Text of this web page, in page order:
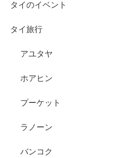
タイのイベント
タイ旅行
アユタヤ
ホアヒン
プーケット
ラノーン
バンコク